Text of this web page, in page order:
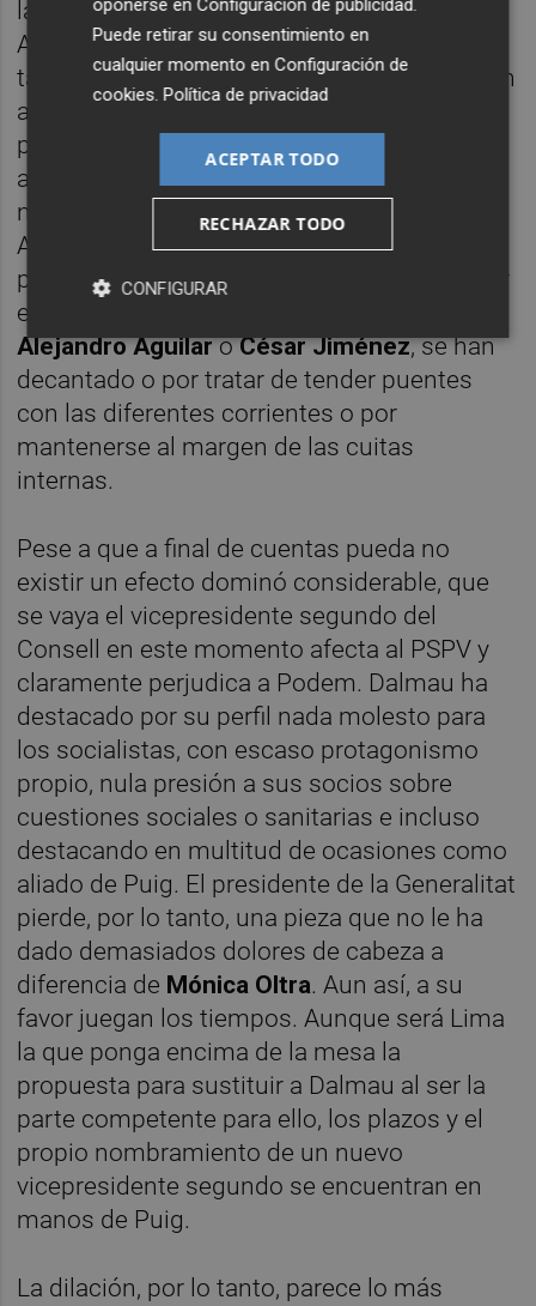
la salida sus cargos más cercanos, como
Adoración Guamán. La lógica indica que
también algunos asesores de confianza. Aun
así, el deseo es que no caigan demasiadas
piezas con la llegada de Illueca puesto que
aún quedaban varios puestos vacantes por
nombrar (entre ellos la conflictiva Secretaría
Autonómica de Justicia). Además, las
personas que quedan en el segundo y tercer
escalón de Vivienda, como pueden ser
Alejandro AguilaroCésar Jiménez, se han
decantado o por tratar de tender puentes
con las diferentes corrientes o por
mantenerse al margen de las cuitas
internas.
Pese a que a final de cuentas pueda no
existir un efecto dominó considerable, que
se vaya el vicepresidente segundo del
Consell en este momento afecta al PSPV y
claramente perjudica a Podem. Dalmau ha
destacado por su perfil nada molesto para
los socialistas, con escaso protagonismo
propio, nula presión a sus socios sobre
cuestiones sociales o sanitarias e incluso
destacando en multitud de ocasiones como
aliado de Puig. El presidente de la Generalitat
pierde, por lo tanto, una pieza que no le ha
dado demasiados dolores de cabeza a
diferencia de Mónica Oltra. Aun así, a su
favor juegan los tiempos. Aunque será Lima
la que ponga encima de la mesa la
propuesta para sustituir a Dalmau al ser la
parte competente para ello, los plazos y el
propio nombramiento de un nuevo
vicepresidente segundo se encuentran en
manos de Puig.
La dilación, por lo tanto, parece lo más
Puede retirar su consentimiento en
cualquier momento enConfiguración de
cookies .Política de privacidad
ACEPTAR TODO
RECHAZAR TODO
CONFIGURAR